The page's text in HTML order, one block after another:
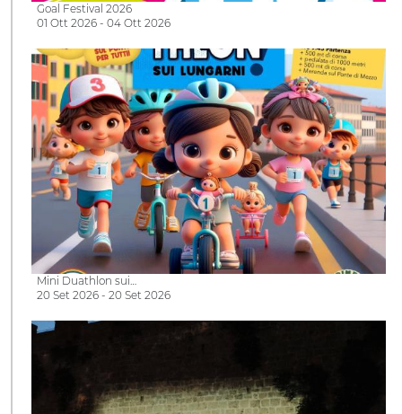
Goal Festival 2026
01 Ott 2026 - 04 Ott 2026
Mini Duathlon sui…
20 Set 2026 - 20 Set 2026